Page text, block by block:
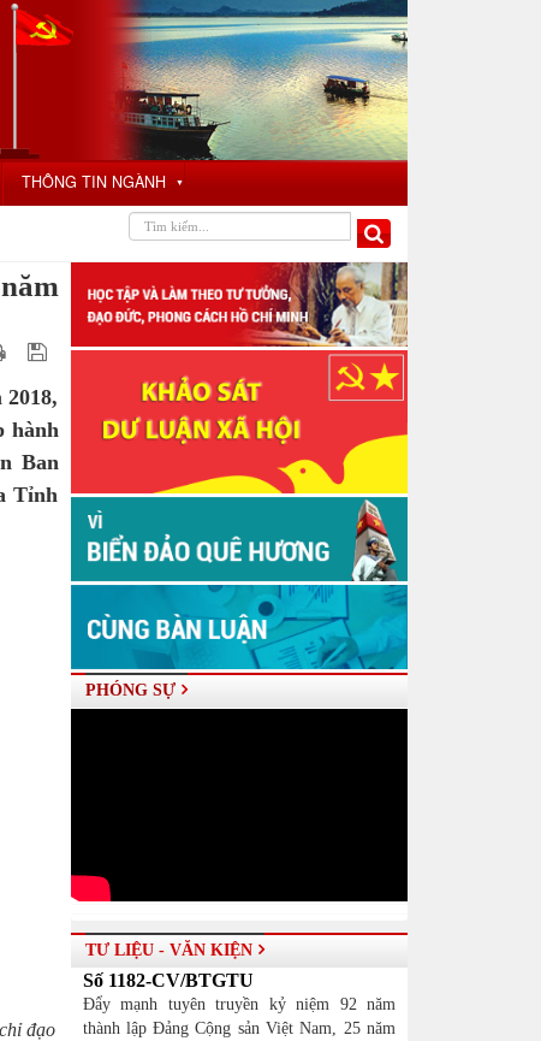
THÔNG TIN NGÀNH ▼
hành
Ban
Tỉnh
đạo
PHÓNG SỰ
TƯ LIỆU - VĂN KIỆN
Số 1182-CV/BTGTU
Đẩy mạnh tuyên truyền kỷ niệm 92 năm
thành lập Đảng Cộng sản Việt Nam, 25 năm